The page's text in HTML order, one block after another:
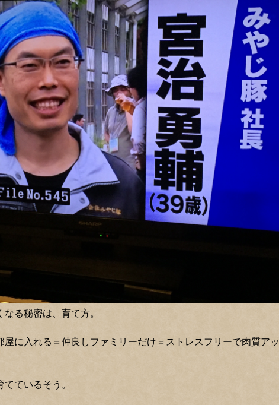
る秘密は、育て方。
屋に入れる＝仲良しファミリーだけ＝ストレスフリーで肉質アッ
ているそう。